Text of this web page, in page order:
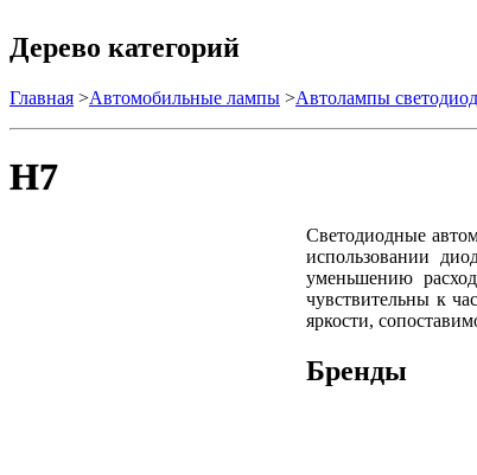
Дерево категорий
Главная >Автомобильные лампы >Автолампы
H7
Светодиодные
использовании
уменьшению
чувствительны к
яркости,
Бренды